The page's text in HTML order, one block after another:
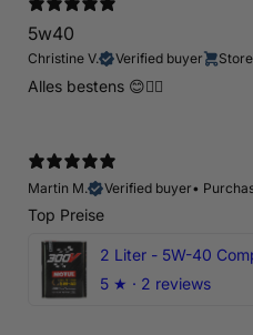
5w40
Christine V. Verified buyer
Alles bestens 😊👍🏻
Martin M.
Verified buyer•
Top Preise
5 ★ · 2 reviews